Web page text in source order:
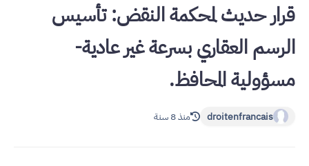
قرار حديث لمحكمة النقض: تأسيس
الرسم العقاري بسرعة غير عادية-
مسؤولية المحافظ.
droitenfrancais منذ 8 سنة